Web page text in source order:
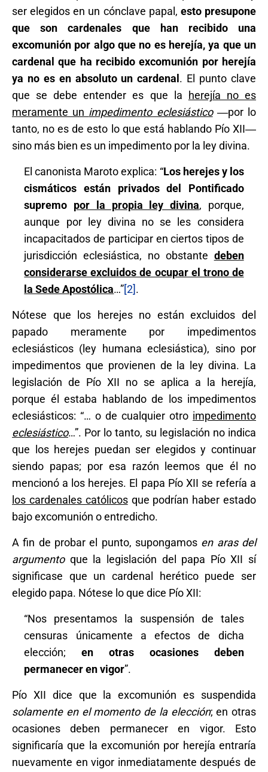
ser elegidos en un cónclave papal, esto presupone
que son cardenales que han recibido una
excomunión por algo que no es herejía, ya que un
cardenal que ha recibido excomunión por herejía
ya no es en absoluto un cardenal. El punto clave
que se debe entender es que la herejía no es
meramente un impedimento eclesiástico―por lo
tanto, no es de esto lo que está hablando Pío XII―
sino más bien es un impedimento por la ley divina.
El canonista Maroto explica: “Los herejes y los
cismáticos están privados del Pontificado
supremo por la propia ley divina, porque,
aunque por ley divina no se les considera
incapacitados de participar en ciertos tipos de
jurisdicción eclesiástica, no obstante deben
considerarse excluidos de ocupar el trono de
la Sede Apostólica…”[2].
Nótese que los herejes no están excluidos del
papado meramente por impedimentos
eclesiásticos (ley humana eclesiástica), sino por
impedimentos que provienen de la ley divina. La
legislación de Pío XII no se aplica a la herejía,
porque él estaba hablando de los impedimentos
eclesiásticos: “… o de cualquier otro impedimento
eclesiástico…”. Por lo tanto, su legislación no indica
que los herejes puedan ser elegidos y continuar
siendo papas; por esa razón leemos que él no
mencionó a los herejes. El papa Pío XII se refería a
los cardenales católicosque podrían haber estado
bajo excomunión o entredicho.
A fin de probar el punto, supongamos en aras del
argumentoque la legislación del papa Pío XII sí
significase que un cardenal herético puede ser
elegido papa. Nótese lo que dice Pío XII:
“Nos presentamos la suspensión de tales
censuras únicamente a efectos de dicha
elección;en otras ocasiones deben
permanecer en vigor”.
Pío XII dice que la excomunión es suspendida
solamente en el momento de la elección; en otras
ocasiones deben permanecer en vigor. Esto
significaría que la excomunión por herejía entraría
nuevamente en vigor inmediatamente después de